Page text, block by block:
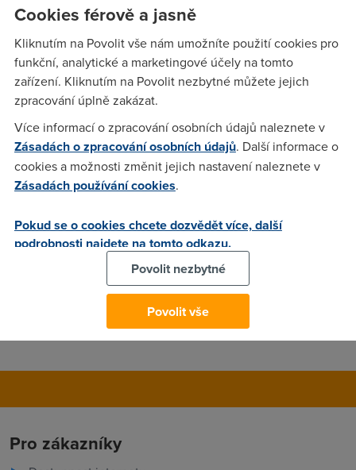
Anonym (8.9.2006 16:10:09)
vše na www.google.com
david (8.9.2006 17:35:53)
www.netbox.cz
Wifi :)
(8.9.2006 21:10:16)
Postovni holuby, nic lepsiho na morave nemate...
Pro zákazníky
Cookies férově a jasně
Kliknutím na Povolit vše nám umožníte použití cookies pro
funkční, analytické a marketingové účely na tomto
zařízení. Kliknutím na Povolit nezbytné můžete jejich
zpracování úplně zakázat.
Více informací o zpracování osobních údajů naleznete v
Zásadách o zpracování osobních údajů. Další informace o
cookies a možnosti změnit jejich nastavení naleznete v
Zásadách používání cookies.
Pokud se o cookies chcete dozvědět více, další
podrobnosti najdete na tomto odkazu.
Povolit nezbytné
Povolit vše